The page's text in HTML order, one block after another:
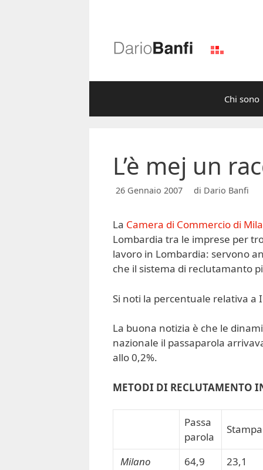
Chi sono
L’è mej un
26 Gennaio 2007 di Dario Banfi
La Camera di Commercio di
Lombardia tra le imprese per
lavoro in Lombardia: servono
che il sistema di reclutamanto
Si noti la percentuale relativa a
La buona notizia è che le
nazionale il passaparola
allo 0,2%.
METODI DI RECLUTAMENTO
Passa
parola
Stampa
Milano 64,9 23,1